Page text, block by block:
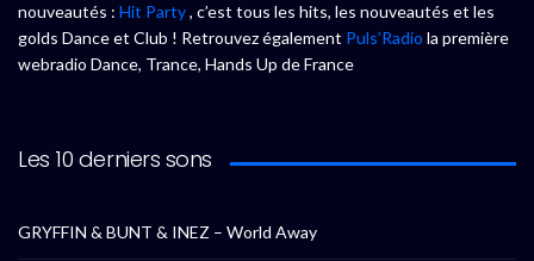
nouveautés : Hit Party, c’est tous les hits, les nouveautés et les
golds Dance et Club ! Retrouvez également Puls’Radio la première
webradio Dance, Trance, Hands Up de France
Les 10 derniers sons
GRYFFIN & BUNT & INEZ – World Away